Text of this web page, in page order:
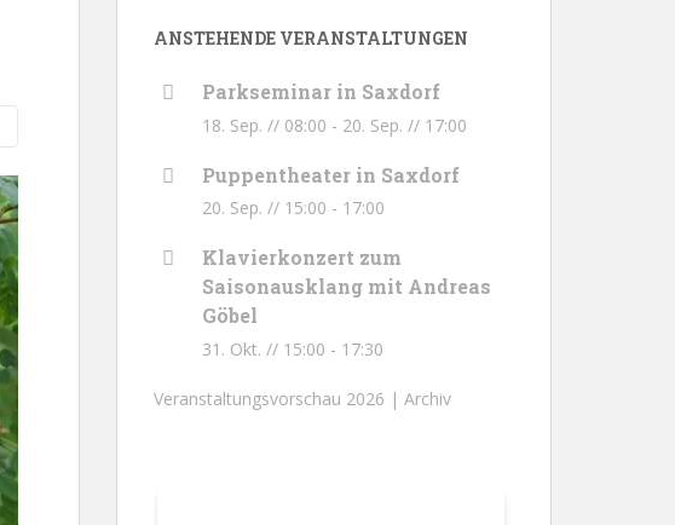
ANSTEHENDE VERANSTALTUNGEN
Parkseminar in Saxdorf
18. Sep. // 08:00 - 20. Sep. // 17:00
Puppentheater in Saxdorf
20. Sep. // 15:00 - 17:00
Klavierkonzert zum
Saisonausklang mit Andreas
Göbel
31. Okt. // 15:00 - 17:30
Veranstaltungsvorschau 2026 | Archiv